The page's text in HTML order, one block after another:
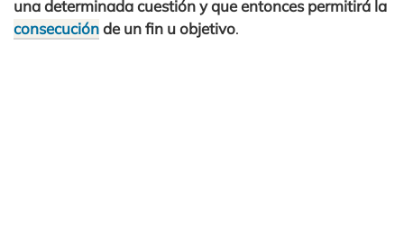
una determinada cuestión y que entonces permitirá la
consecuciónde un fin u objetivo.